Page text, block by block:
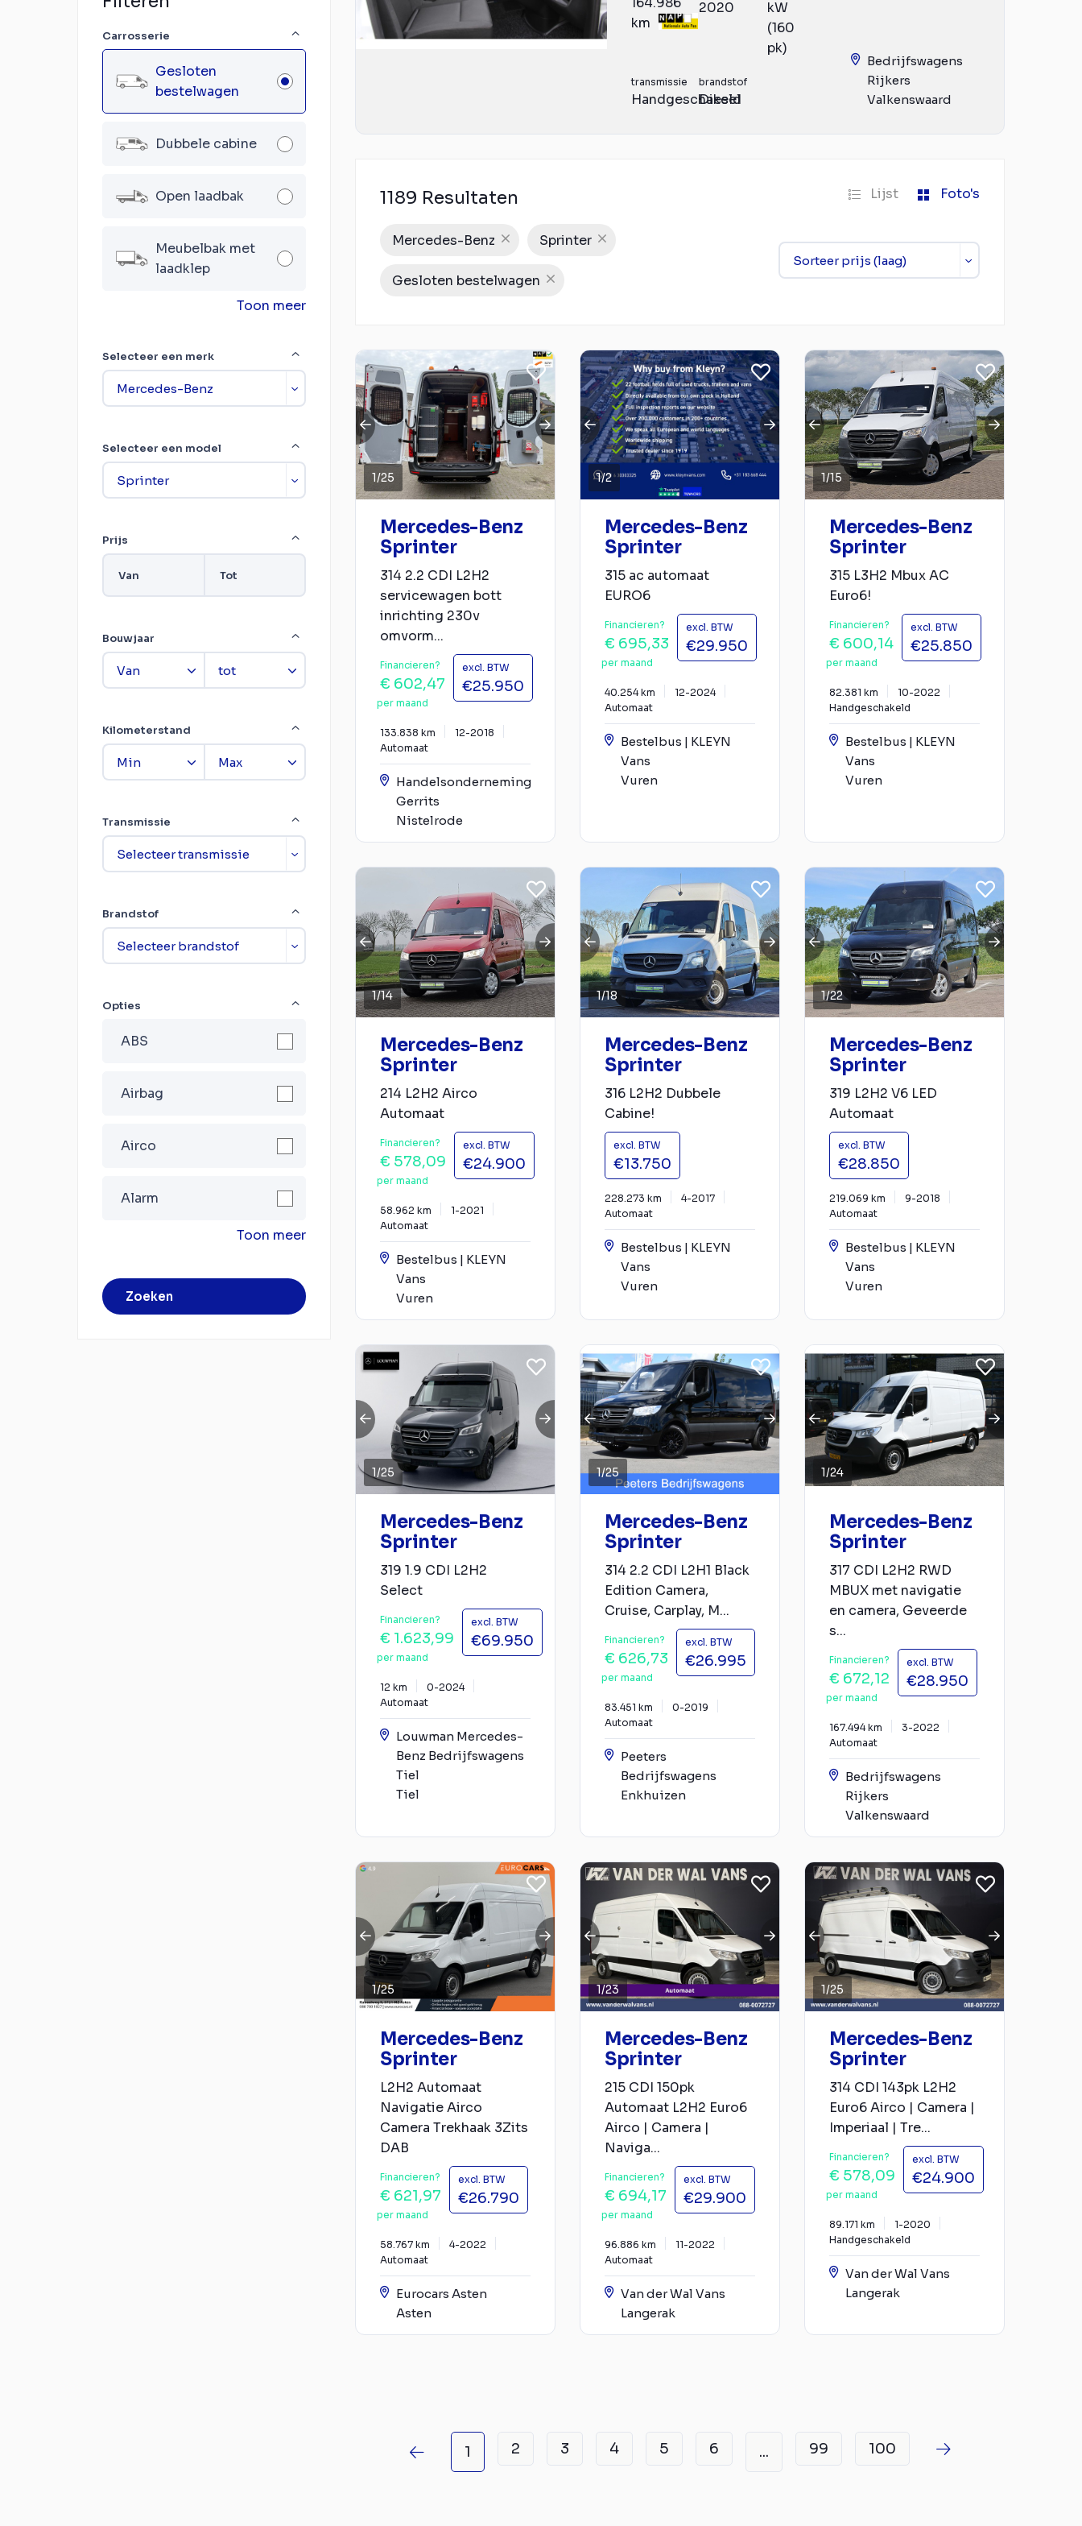
Carrosserie
Gesloten
bestelwagen
Dubbele cabine
Open laadbak
Meubelbak met
laadklep
Toon meer
Selecteer een merk
Selecteer een model
Prijs
Van Tot
Bouwjaar
Kilometerstand
Transmissie
Brandstof
Opties
ABS
Airbag
Airco
Alarm
Toon meer
Zoeken
km
2020
kW
(160
pk)
transmissie
Handgeschakeld
brandstof
Diesel
Bedrijfswagens
Rijkers
Valkenswaard
1189 Resultaten Lijst Foto's
Mercedes-Benz Sprinter
Gesloten bestelwagen
1/25
Mercedes-Benz
Sprinter
314 2.2 CDI L2H2
servicewagen bott
inrichting 230v
omvorm...
Financieren?
€ 602,47
per maand
excl. BTW
€25.950
133.838 km
12-2018
Automaat
Handelsonderneming
Gerrits
Nistelrode
1/2
Mercedes-Benz
Sprinter
315 ac automaat
EURO6
Financieren?
€ 695,33
per maand
excl. BTW
€29.950
40.254 km
12-2024
Automaat
Bestelbus | KLEYN
Vans
Vuren
1/15
Mercedes-Benz
Sprinter
315 L3H2 Mbux AC
Euro6!
Financieren?
€ 600,14
per maand
excl. BTW
€25.850
82.381 km
10-2022
Handgeschakeld
Bestelbus | KLEYN
Vans
Vuren
1/14
Mercedes-Benz
Sprinter
214 L2H2 Airco
Automaat
Financieren?
€ 578,09
per maand
excl. BTW
€24.900
58.962 km
1-2021
Automaat
Bestelbus | KLEYN
Vans
Vuren
1/18
Mercedes-Benz
Sprinter
316 L2H2 Dubbele
Cabine!
excl. BTW
€13.750
228.273 km
4-2017
Automaat
Bestelbus | KLEYN
Vans
Vuren
1/22
Mercedes-Benz
Sprinter
319 L2H2 V6 LED
Automaat
excl. BTW
€28.850
219.069 km
9-2018
Automaat
Bestelbus | KLEYN
Vans
Vuren
1/25
Mercedes-Benz
Sprinter
319 1.9 CDI L2H2
Select
Financieren?
€ 1.623,99
per maand
excl. BTW
€69.950
12 km
0-2024
Automaat
Louwman Mercedes-
Benz Bedrijfswagens
Tiel
Tiel
1/25
Mercedes-Benz
Sprinter
314 2.2 CDI L2H1 Black
Edition Camera,
Cruise, Carplay, M...
Financieren?
€ 626,73
per maand
excl. BTW
€26.995
83.451 km
0-2019
Automaat
Peeters
Bedrijfswagens
Enkhuizen
1/24
Mercedes-Benz
Sprinter
317 CDI L2H2 RWD
MBUX met navigatie
en camera, Geveerde
s...
Financieren?
€ 672,12
per maand
excl. BTW
€28.950
167.494 km
3-2022
Automaat
Bedrijfswagens
Rijkers
Valkenswaard
1/25
Mercedes-Benz
Sprinter
L2H2 Automaat
Navigatie Airco
Camera Trekhaak 3Zits
DAB
Financieren?
€ 621,97
per maand
excl. BTW
€26.790
58.767 km
4-2022
Automaat
Eurocars Asten
Asten
1/23
Mercedes-Benz
Sprinter
215 CDI 150pk
Automaat L2H2 Euro6
Airco | Camera |
Naviga...
Financieren?
€ 694,17
per maand
excl. BTW
€29.900
96.886 km
11-2022
Automaat
Van der Wal Vans
Langerak
1/25
Mercedes-Benz
Sprinter
314 CDI 143pk L2H2
Euro6 Airco | Camera |
Imperiaal | Tre...
Financieren?
€ 578,09
per maand
excl. BTW
€24.900
89.171 km
1-2020
Handgeschakeld
Van der Wal Vans
Langerak
1 2 3 4 5 6 ... 99 100